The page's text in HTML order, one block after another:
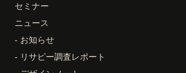
セミナー
ニュース
- お知らせ
- リサピー調査レポート